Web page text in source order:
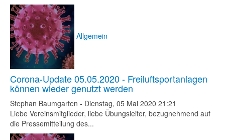
Allgemein
Corona-Update 05.05.2020 - Freiluftsportanlagen
können wieder genutzt werden
Stephan Baumgarten - Dienstag, 05 Mai 2020 21:21
Liebe Vereinsmitglieder, liebe Übungsleiter, bezugnehmend auf
die Pressemitteilung des...